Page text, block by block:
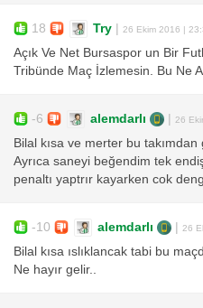
18 Try | 26 Ekim 2016 |
Açık Ve Net Bursaspor un Bir
Tribünde Maç İzlemesin. Bu Ne
-6 alemdarlı | 26
Bilal kısa ve merter bu
Ayrıca saneyi beğendim tek
penaltı yaptrır kayarken cok
-10 alemdarlı | 26
Bilal kısa ıslıklancak tabi bu
Ne hayır gelir..